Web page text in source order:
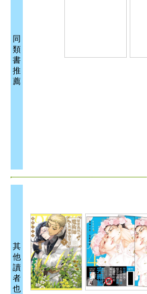
同
類
書
推
薦
其
他
讀
者
也